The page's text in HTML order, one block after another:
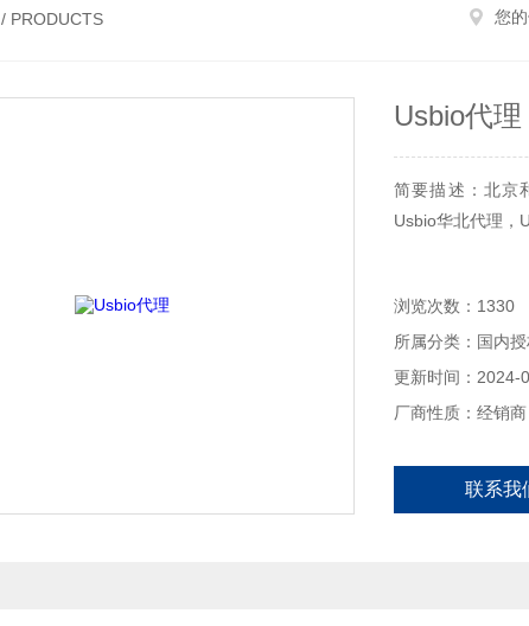
/ PRODUCTS 您的
Usbio代理
简要描述：北京
Usbio华北代理，
浏览次数：1330
所属分类：国内
更新时间：2024-
厂商性质：经销商
联系我